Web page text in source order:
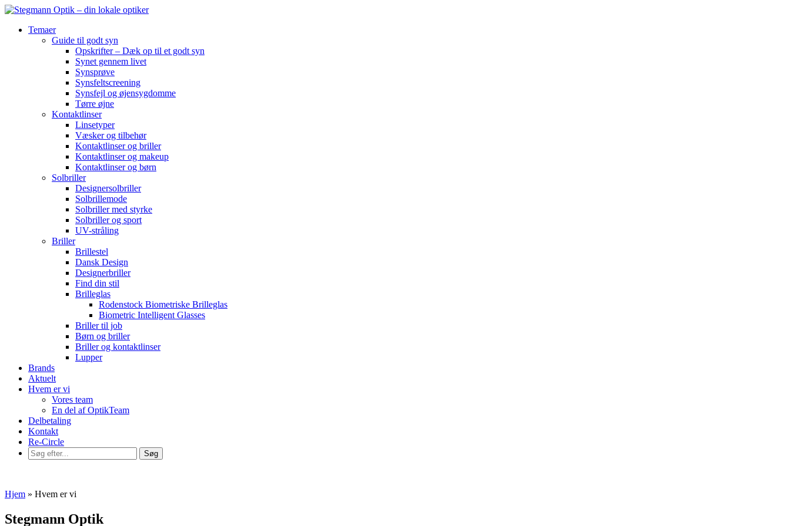
Temaer
Guide til godt syn
Opskrifter – Dæk op til et godt syn
Synet gennem livet
Synsprøve
Synsfeltscreening
Synsfejl og øjensygdomme
Tørre øjne
Kontaktlinser
Linsetyper
Væsker og tilbehør
Kontaktlinser og briller
Kontaktlinser og makeup
Kontaktlinser og børn
Solbriller
Designersolbriller
Solbrillemode
Solbriller med styrke
Solbriller og sport
UV-stråling
Briller
Brillestel
Dansk Design
Designerbriller
Find din stil
Brilleglas
Rodenstock Biometriske Brilleglas
Biometric Intelligent Glasses
Briller til job
Børn og briller
Briller og kontaktlinser
Lupper
Brands
Aktuelt
Hvem er vi
Vores team
En del af OptikTeam
Delbetaling
Kontakt
Re-Circle
Hjem » Hvem er vi
Stegmann Optik